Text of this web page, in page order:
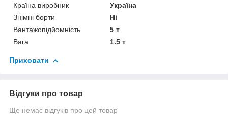
Країна виробник
Україна
Знімні борти
Ні
Вантажопідйомність
5 т
Вага
1.5 т
Приховати
Відгуки про товар
Ще немає відгуків про цей товар